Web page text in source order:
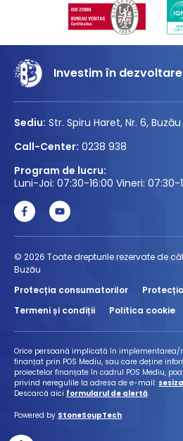
Investim în
Sediu: Str. Spiru Haret, Nr. 6, Buzău
Call-Center: 0238 938
Program de lucru:
Luni-Joi: 07:30-16:00 Vineri: 07:30-
© 2026 Toate drepturile rezervate de
Buzău
Protecția consumatorilor
Termeni și condiții
Politica cookie
Orice persoană implicată în
finanțat prin POS Mediu, sau care deține
proiectelor finanțate în cadrul POS Mediu,
privind neregulile la adresa de e-mail:
Descarcă aici formularul de alertă.
Powered by StoneSoupTech